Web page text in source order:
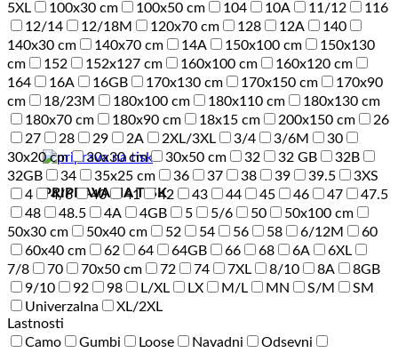
PRIPRAVA NA TISK
5XL
100x30 cm 100x50 cm 104 10A 11/12
116
12/14
12/18M 120x70 cm 128 12A
140
140x30 cm
140x70 cm 14A 150x100 cm
150x130
cm
152 152x127 cm 160x100 cm
160x120 cm
164
16A 16GB 170x130 cm 170x150 cm
170x90
cm
18/23M 180x100 cm 180x110 cm
180x130 cm
180x70 cm
180x90 cm 18x15 cm 200x150 cm
26
27
28 29 2A 2XL/3XL 3/4 3/6M
30
30x20 cm
30x30 cm 30x50 cm 32 32 GB
32B
32GB
34 35x25 cm 36 37 38 39 39.5
3XS
4
4/6 40 41 42 43 44 45 46 47
47.5
48
48.5 4A 4GB 5 5/6 50
50x100 cm
50x30 cm
50x40 cm 52 54 56 58 6/12M
60
60x40 cm
62 64 64GB 66 68 6A
6XL
7/8
70 70x50 cm 72 74 7XL 8/10 8A
8GB
9/10
92 98 L/XL LX M/L MN S/M
SM
Univerzalna
XL/2XL
Lastnosti
Camo
Gumbi Loose Navadni
Odsevni